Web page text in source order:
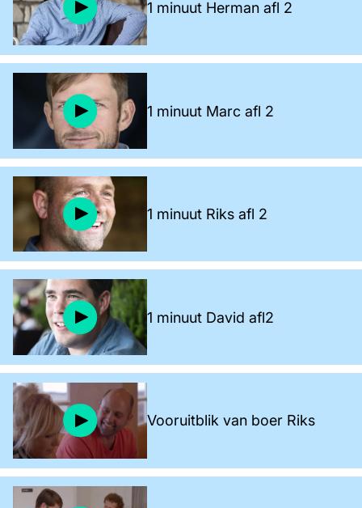
1 minuut Herman afl 2
1 minuut Marc afl 2
1 minuut Riks afl 2
1 minuut David afl2
Vooruitblik van boer Riks